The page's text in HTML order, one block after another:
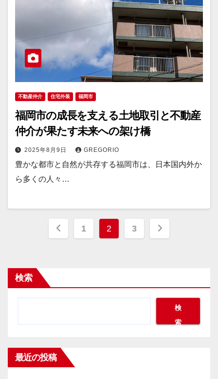
不動産仲介 住宅外装 福岡市
福岡市の成長を支える土地取引と不動産
仲介が果たす未来への架け橋
2025年8月9日 GREGORIO
豊かな都市と自然が共存する福岡市は、日本国内外か
ら多くの人々…
投
ペ
送
り
1 2 3
検索
検
索
最近の投稿